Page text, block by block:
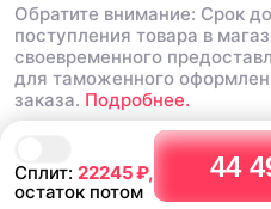
Сплит: 22245₽,
остаток потом
44
Обратите внимание: Срок
поступления товара в
своевременного
для таможенного
заказа. Подробнее.